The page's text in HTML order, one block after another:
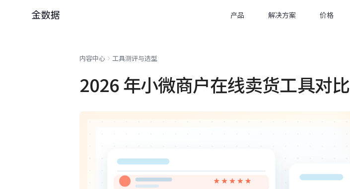
产品 解决方案 价格
内容中心 工具测评与选型
2026 年小微商户在线卖货工具对比